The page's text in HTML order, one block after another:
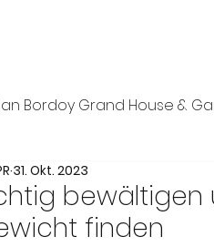
Bordoy Grand House &
Faust Concept PR
bewältigen
finden
31. Okt. 2023